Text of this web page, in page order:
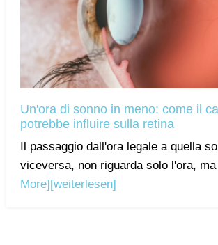
Un'ora di sonno in meno: come il
potrebbe influire sulla retina
Il passaggio dall'ora legale a quella
viceversa, non riguarda solo l'ora,
More][weiterlesen]